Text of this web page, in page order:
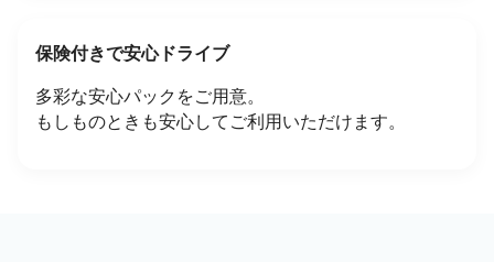
保険付きで安心ドライブ
多彩な安心パックをご用意。
もしものときも安心してご利用いただけます。